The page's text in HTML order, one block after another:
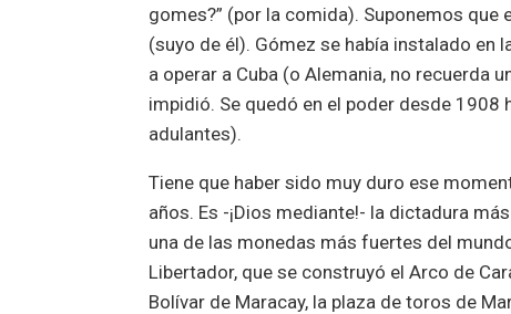
gomes?” (por la comida). Suponemos
(suyo de él). Gómez se había instalado en
a operar a Cuba (o Alemania, no recuerda
impidió. Se quedó en el poder desde
adulantes).
Tiene que haber sido muy duro ese
años. Es -¡Dios mediante!- la dictadura
una de las monedas más fuertes del
Libertador, que se construyó el Arco de
Bolívar de Maracay, la plaza de toros de